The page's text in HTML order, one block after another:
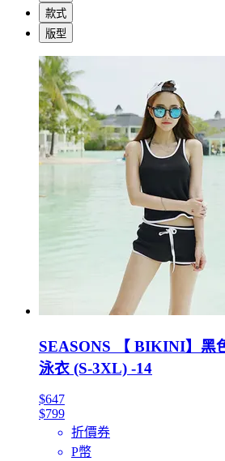
款式
版型
SEASONS 【 BIKINI】黑
泳衣 (S-3XL) -14
$647
$799
折價券
P幣